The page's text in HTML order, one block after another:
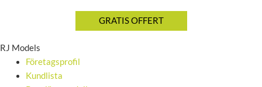
RJ Models
Företagsprofil
Kundlista